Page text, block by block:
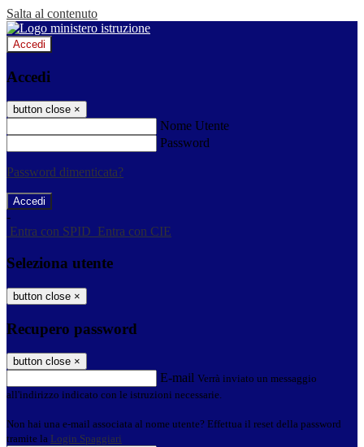
Salta al contenuto
Accedi
Accedi
button close ×
Nome Utente
Password
Password dimenticata?
-
Entra con SPID Entra con CIE
Seleziona utente
button close ×
Recupero password
button close ×
E-mail Verrà inviato un messaggio
all'indirizzo indicato con le istruzioni necessarie.
Non hai una e-mail associata al nome utente? Effettua il reset della password
tramite la Login Spaggiari